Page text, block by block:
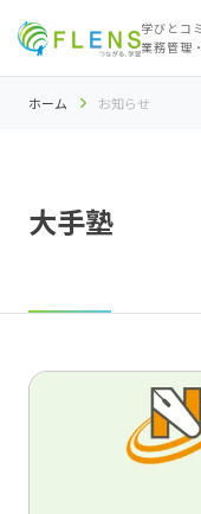
学びとコ
業務管理
ホーム お知らせ
大手塾